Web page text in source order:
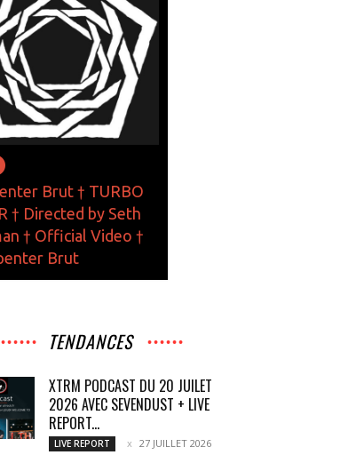
TENDANCES
XTRM PODCAST DU 20 JUILET
2026 AVEC SEVENDUST + LIVE
REPORT...
LIVE REPORT 27 JUILLET 2026